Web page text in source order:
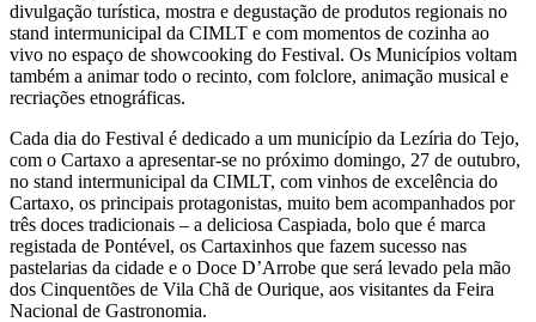
divulgação turística, mostra e degustação de produtos regionais no
stand intermunicipal da CIMLT e com momentos de cozinha ao
vivo no espaço de showcooking do Festival. Os Municípios voltam
também a animar todo o recinto, com folclore, animação musical e
recriações etnográficas.
Cada dia do Festival é dedicado a um município da Lezíria do Tejo,
com o Cartaxo a apresentar-se no próximo domingo, 27 de outubro,
no stand intermunicipal da CIMLT, com vinhos de excelência do
Cartaxo, os principais protagonistas, muito bem acompanhados por
três doces tradicionais – a deliciosa Caspiada, bolo que é marca
registada de Pontével, os Cartaxinhos que fazem sucesso nas
pastelarias da cidade e o Doce D’Arrobe que será levado pela mão
dos Cinquentões de Vila Chã de Ourique, aos visitantes da Feira
Nacional de Gastronomia.